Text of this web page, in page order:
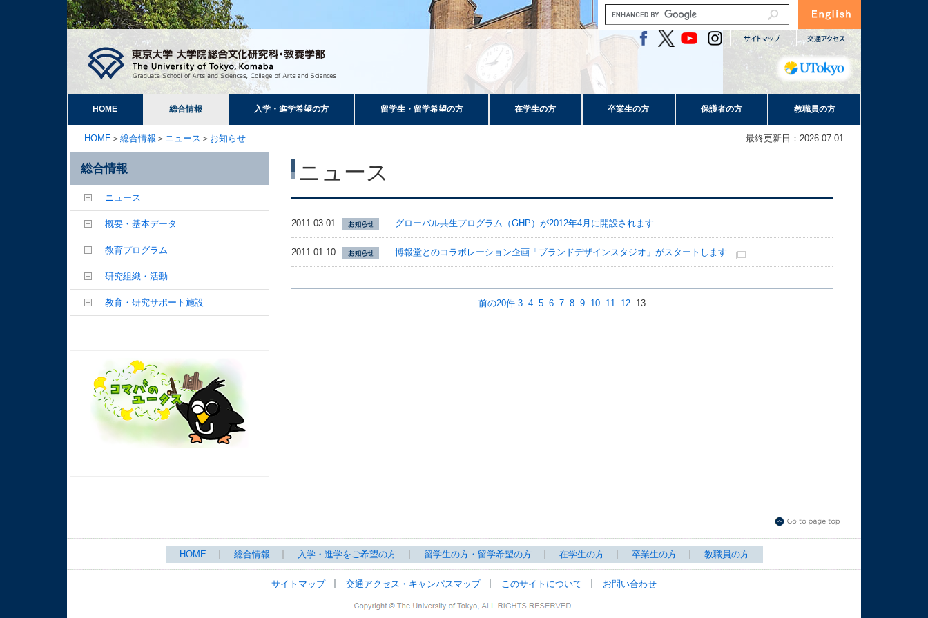
HOME 総合情報 入学・進学希望の方 留学生・留学希望の方 在学生の方 卒業生の方 保護者の方 教職員の方
HOME ＞ 総合情報 ＞ ニュース ＞ お知らせ 最終更新日：2026.07.01
ニュース
2011.03.01 グローバル共生プログラム（GHP）が2012年4月に開設されます
2011.01.10 博報堂とのコラボレーション企画「ブランドデザインスタジオ」がスタートします
前の20件 3 4 5 6 7 8 9 10 11 12 13
総合情報
ニュース
概要・基本データ
教育プログラム
研究組織・活動
教育・研究サポート施設
HOME 総合情報 入学・進学をご希望の方 留学生の方・留学希望の方 在学生の方 卒業生の方 教職員の方
サイトマップ 交通アクセス・キャンパスマップ このサイトについて お問い合わせ